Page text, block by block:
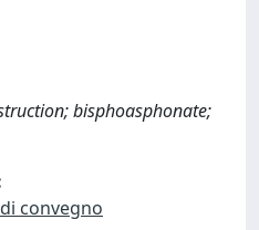
bisphoasphonate;
convegno